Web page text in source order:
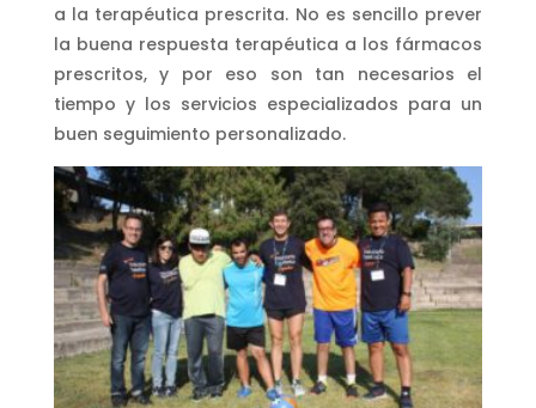
a la terapéutica prescrita. No es sencillo prever
la buena respuesta terapéutica a los fármacos
prescritos, y por eso son tan necesarios el
tiempo y los servicios especializados para un
buen seguimiento personalizado.